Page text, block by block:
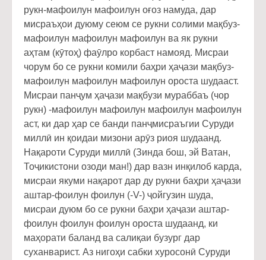
рукн-мафоилун мафоилун оғоз намуда, дар
мисраъҳои дуюму сеюм се рукни солими мақбуз-
мафоилун мафоилун мафоилун ва як рукни
аҳтам (кӯтоҳ) фаӯлро корбаст намояд. Мисраи
чорум бо се рукни комили баҳри ҳаҷази мақбуз-
мафоилун мафоилун мафоилун ороста шудааст.
Мисраи панҷум ҳаҷази мақбузи мураббаъ (чор
рукн) -мафоилун мафоилун мафоилун мафоилун
аст, ки дар ҳар се банди панҷмисраъгии Суруди
миллӣ ин қоидаи мизони арӯз риоя шудаанд.
Нақароти Суруди миллӣ (Зинда бош, эй Ватан,
Тоҷикистони озоди ман!) дар вазн инқилоб карда,
мисраи якуми нақарот дар ду рукни баҳри ҳаҷази
аштар-фоилун фоилун (-V-) ҷойгузин шуда,
мисраи дуюм бо се рукни баҳри ҳаҷази аштар-
фоилун фоилун фоилун ороста шудаанд, ки
маҳорати баланд ва салиқаи бузург дар
суханварист. Аз нигоҳи сабки хуросонӣ Суруди